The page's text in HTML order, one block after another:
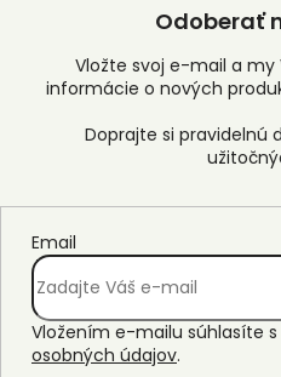
k
ý
i
s
Odoberať
Vložte svoj e-mail a
informácie o nových
Email
Vložením e-mailu súhlasíte s
osobných údajov.